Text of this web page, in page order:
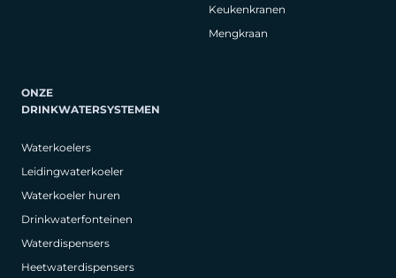
Keukenkranen
Mengkraan
ONZE
DRINKWATERSYSTEMEN
Waterkoelers
Leidingwaterkoeler
Waterkoeler huren
Drinkwaterfonteinen
Waterdispensers
Heetwaterdispensers